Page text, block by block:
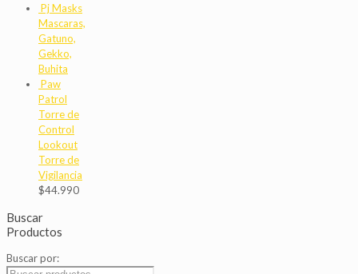
Pj Masks
Mascaras,
Gatuno,
Gekko,
Buhita
Paw
Patrol
Torre de
Control
Lookout
Torre de
Vigilancia
$44.990
Buscar
Productos
Buscar por: